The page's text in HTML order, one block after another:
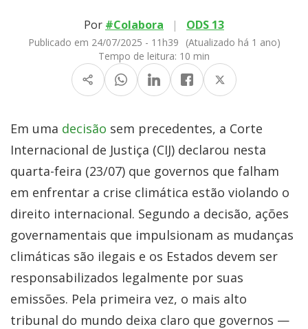
Por #Colabora | ODS 13
Publicado em 24/07/2025 - 11h39
(Atualizado há 1 ano)
Tempo de leitura: 10 min
Em uma decisão sem precedentes, a Corte
Internacional de Justiça (CIJ) declarou nesta
quarta-feira (23/07) que governos que falham
em enfrentar a crise climática estão violando o
direito internacional. Segundo a decisão, ações
governamentais que impulsionam as mudanças
climáticas são ilegais e os Estados devem ser
responsabilizados legalmente por suas
emissões. Pela primeira vez, o mais alto
tribunal do mundo deixa claro que governos —